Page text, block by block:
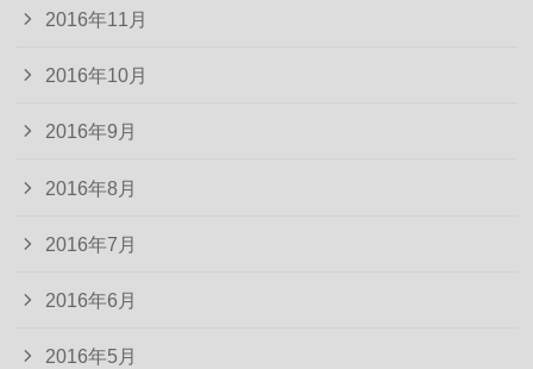
2016年11月
2016年10月
2016年9月
2016年8月
2016年7月
2016年6月
2016年5月